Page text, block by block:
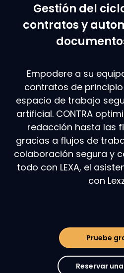
Gestión del
contratos y
Empodere a su
contratos de
espacio de trabajo
artificial. CONTRA
redacción hasta las
gracias a flujos de
colaboración segura y
todo con LEXA, el
con
Pruebe
Reservar